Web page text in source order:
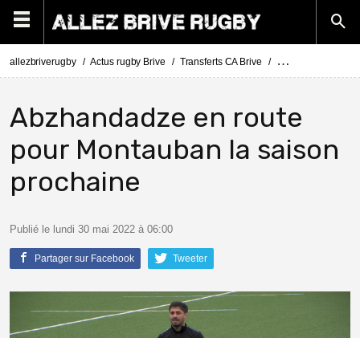
allezbriverugby Actus rugby Brive Transferts CA Brive Actus Transferts
Abzhandadze en route
pour Montauban la saison
prochaine
Publié le lundi 30 mai 2022 à 06:00
Partager sur Facebook Tweeter